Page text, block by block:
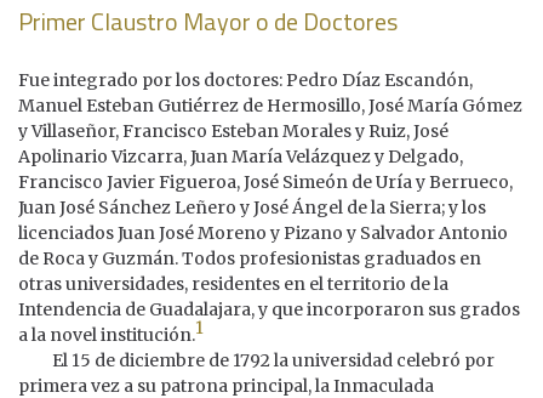
Primer Claustro Mayor o de Doctores
Fue integrado por los doctores: Pedro Díaz Escandón,
Manuel Esteban Gutiérrez de Hermosillo, José María Gómez
y Villaseñor, Francisco Esteban Morales y Ruiz, José
Apolinario Vizcarra, Juan María Velázquez y Delgado,
Francisco Javier Figueroa, José Simeón de Uría y Berrueco,
Juan José Sánchez Leñero y José Ángel de la Sierra; y los
licenciados Juan José Moreno y Pizano y Salvador Antonio
de Roca y Guzmán. Todos profesionistas graduados en
otras universidades, residentes en el territorio de la
Intendencia de Guadalajara, y que incorporaron sus grados
a la novel institución.1
El 15 de diciembre de 1792 la universidad celebró por
primera vez a su patrona principal, la Inmaculada